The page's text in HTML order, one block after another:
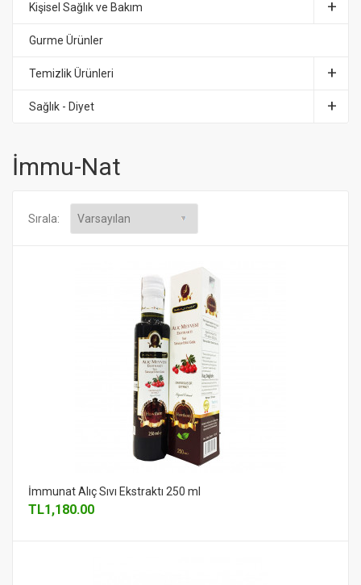
Kişisel Sağlık ve Bakım
Gurme Ürünler
Temizlik Ürünleri
Sağlık - Diyet
İmmu-Nat
Sırala:
İmmunat Alıç Sıvı Ekstraktı 250 ml
TL1,180.00